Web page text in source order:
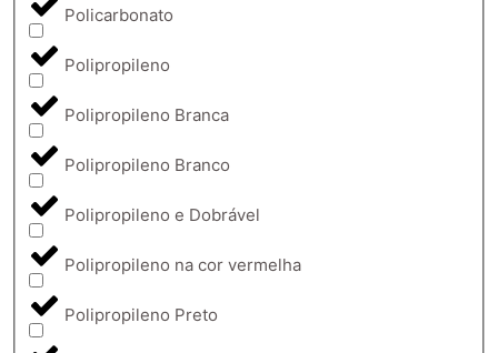
Policarbonato
Polipropileno
Polipropileno Branca
Polipropileno Branco
Polipropileno e Dobrável
Polipropileno na cor vermelha
Polipropileno Preto